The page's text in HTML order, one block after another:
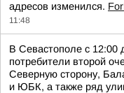
адресов изменился.
11:48
В Севастополе с 12:00
потребители второй
Северную сторону,
и ЮБК, а также ряд